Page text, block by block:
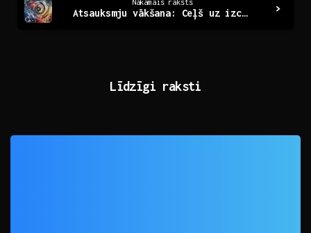
Nākamais raksts
Atsauksmju vākšana: Ceļš uz izcilību un uzlabošanu
Līdzīgi raksti